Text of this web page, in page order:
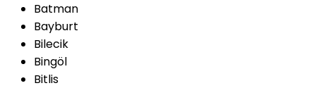
Batman
Bayburt
Bilecik
Bingöl
Bitlis